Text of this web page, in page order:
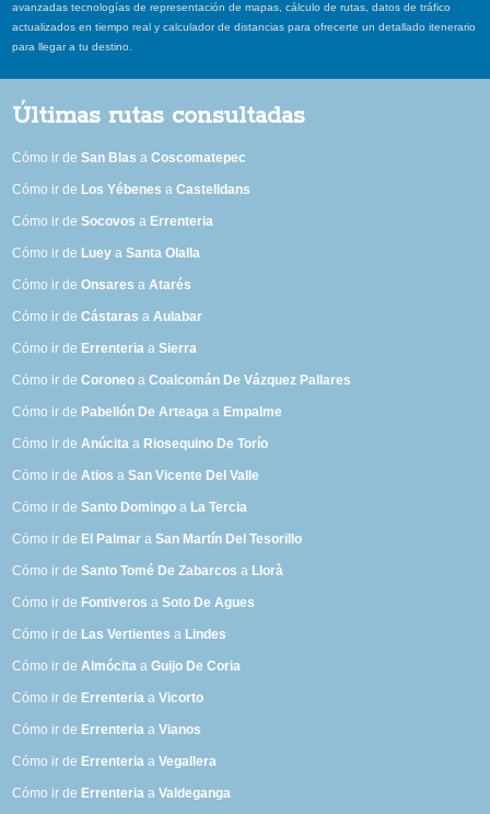
avanzadas tecnologías de representación de mapas, cálculo de rutas, datos de tráfico
actualizados en tiempo real y calculador de distancias para ofrecerte un detallado itenerario
para llegar a tu destino.
Últimas rutas consultadas
Cómo ir deSan Blas aCoscomatepec
Cómo ir de Los Yébenes aCastelldans
Cómo ir deSocovos a Errenteria
Cómo ir de Luey aSanta Olalla
Cómo ir deOnsares aAtarés
Cómo ir deCástaras aAulabar
Cómo ir de Errenteria aSierra
Cómo ir deCoroneo aCoalcomán De Vázquez Pallares
Cómo ir de Pabellón De Arteaga a Empalme
Cómo ir deAnúcita a Riosequino De Torío
Cómo ir deAtios aSan Vicente Del Valle
Cómo ir deSanto Domingo a La Tercia
Cómo ir de El Palmar aSan Martín Del Tesorillo
Cómo ir deSanto Tomé De Zabarcos a Llorà
Cómo ir de Fontiveros aSoto De Agues
Cómo ir de Las Vertientes a Lindes
Cómo ir deAlmócita aGuijo De Coria
Cómo ir de Errenteria aVicorto
Cómo ir de Errenteria aVianos
Cómo ir de Errenteria aVegallera
Cómo ir de Errenteria aValdeganga